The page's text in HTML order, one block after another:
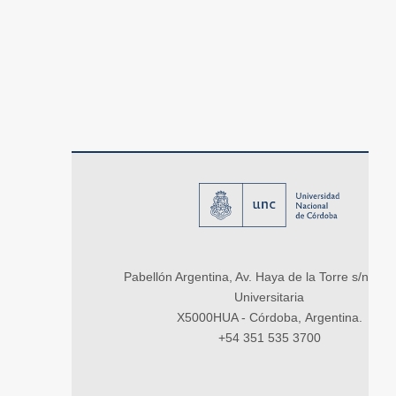
Pabellón Argentina, Av. Haya de la Torre s/n,
Universitaria
X5000HUA - Córdoba, Argentina.
+54 351 535 3700